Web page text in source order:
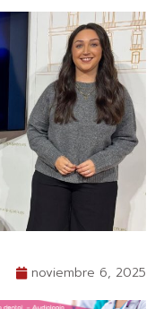
noviembre 6, 2025